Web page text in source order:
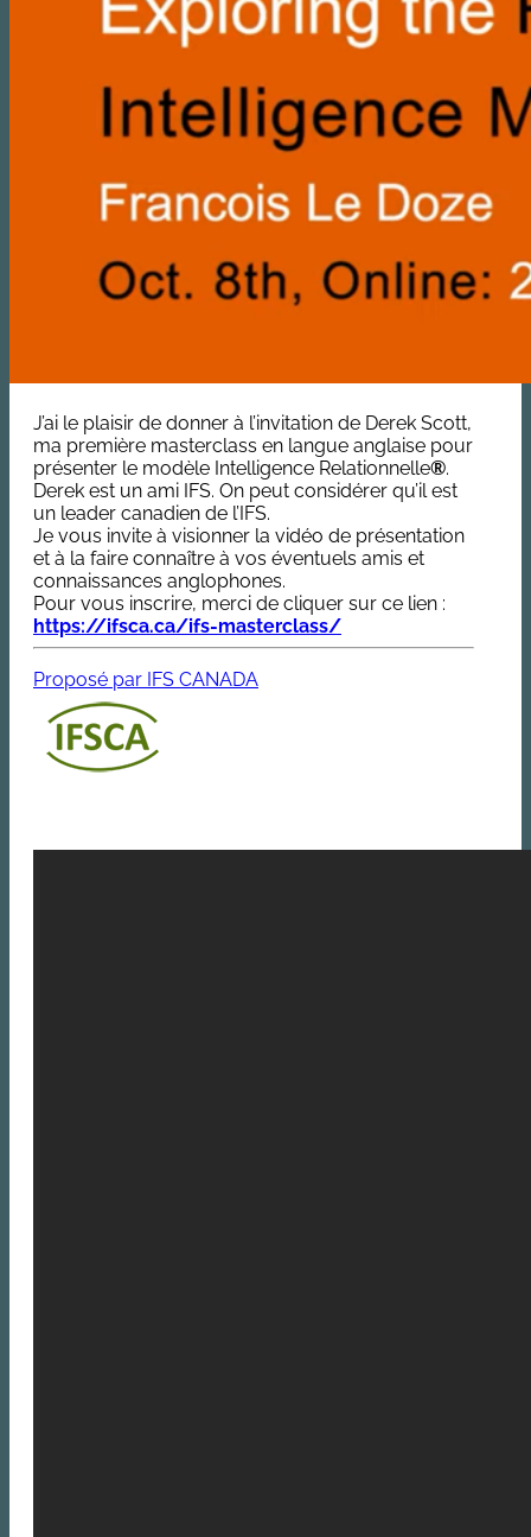
J’ai le plaisir de donner à l’invitation de Derek Scott,
ma première masterclass en langue anglaise pour
présenter le modèle Intelligence Relationnelle®.
Derek est un ami IFS. On peut considérer qu’il est
un leader canadien de l’IFS.
Je vous invite à visionner la vidéo de présentation
et à la faire connaître à vos éventuels amis et
connaissances anglophones.
Pour vous inscrire, merci de cliquer sur ce lien :
https://ifsca.ca/ifs-masterclass/
Proposé par IFS CANADA